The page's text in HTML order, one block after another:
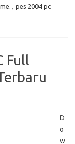
, pes 2004 pc
Full
D
o
w